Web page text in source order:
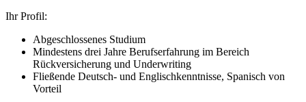
Ihr Profil:
Abgeschlossenes Studium
Mindestens drei Jahre Berufserfahrung im Bereich
Rückversicherung und Underwriting
Fließende Deutsch- und Englischkenntnisse, Spanisch von
Vorteil